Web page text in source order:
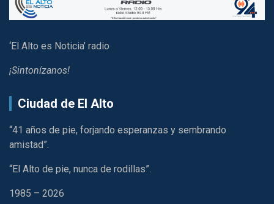
‘El Alto es Noticia’ radio
¡Sintonízanos!
Ciudad de El Alto
“41 años de pie, forjando esperanzas y sembrando
amistad”.
“El Alto de pie, nunca de rodillas”.
1985 – 2026